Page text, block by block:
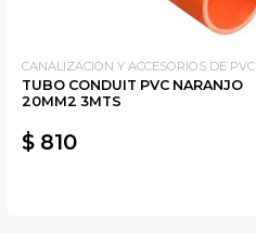
CANALIZACION Y ACCESORIOS DE PVC
TUBO CONDUIT PVC NARANJO
20MM2 3MTS
$ 810